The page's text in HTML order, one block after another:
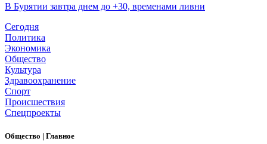
В Бурятии завтра днем до +30, временами ливни
Сегодня
Политика
Экономика
Общество
Культура
Здравоохранение
Спорт
Происшествия
Спецпроекты
Общество | Главное